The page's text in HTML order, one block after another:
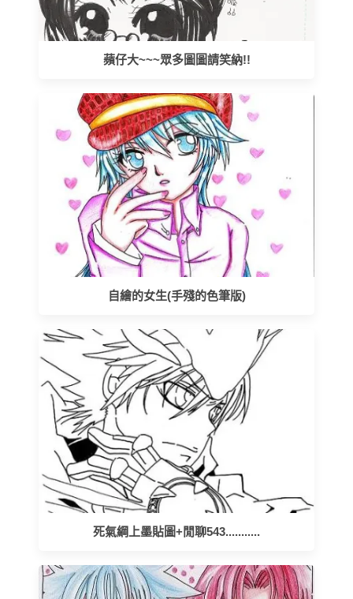
蘋仔大~~~眾多圖圖請笑納!!
自繪的女生(手殘的色筆版)
死氣綱上墨貼圖+閒聊543...........